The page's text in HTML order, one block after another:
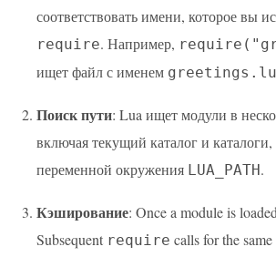
соответствовать имени, которое вы
require. Например,
ищет файл с именем
Поиск пути: Lua ищет модули в
включая текущий каталог и
переменной окружения LUA_PATH.
Кэширование: Once a module is
Subsequent require calls for the